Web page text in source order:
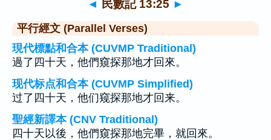
◄ 民數記 13:25 ►
平行經文 (Parallel Verses)
現代標點和合本 (CUVMP Traditional)
過了四十天，他們窺探那地才回來。
现代标点和合本 (CUVMP Simplified)
过了四十天，他们窥探那地才回来。
聖經新譯本 (CNV Traditional)
四十天以後，他們窺探那地完畢，就回來。